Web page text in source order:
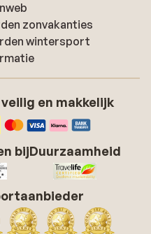
zonvakanties
wintersport
en makkelijk
bijDuurzaamheid